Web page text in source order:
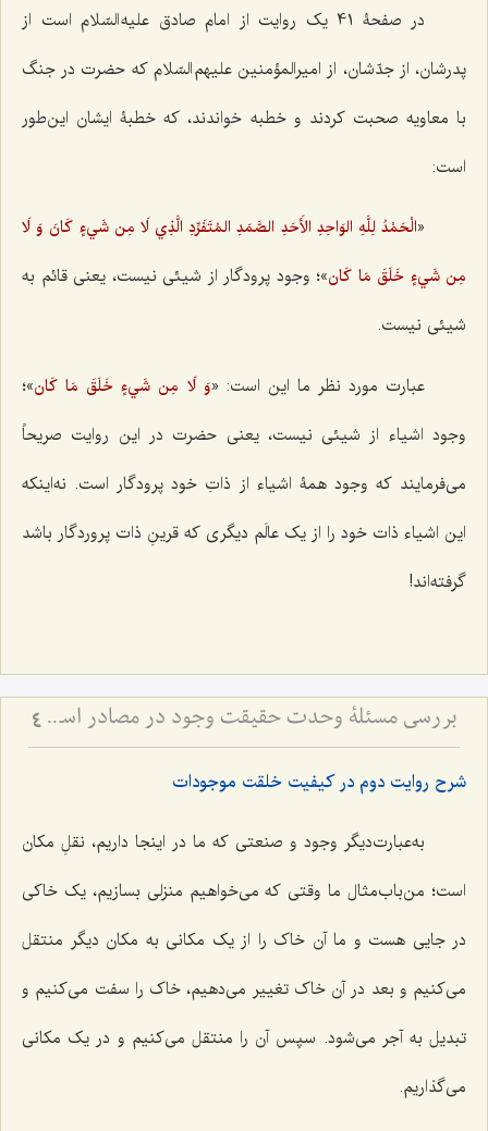
در صفحۀ 41 یک روایت از امام صادق علیه السّلام است از
پدرشان، از جدّشان، از امیرالمؤمنین علیهم السّلام که حضرت در جنگ
با معاویه صحبت کردند و خطبه خواندند، که خطبۀ ایشان این‌طور
است:
«الْحَمْدُ لِلَّهِ الوَاحِدِ الأَحَدِ الصَّمَدِ المُتَفَرِّدِ الَّذِي لَا مِن شَي‌ءٍ كَانَ وَ لَا
مِن شَي‌ءٍ خَلَقَ مَا كَان‌»؛ وجود پرودگار از شیئی نیست، یعنی قائم به
شیئی نیست.
عبارت مورد نظر ما این است: «وَ لَا مِن شَي‌ءٍ خَلَقَ مَا كَان»؛
وجود اشیاء از شیئی نیست، یعنی حضرت در این روایت صریحاً
می‌فرمایند که وجود همۀ اشیاء از ذاتِ خود پرودگار است. نه‌اینکه
این اشیاء ذات خود را از یک عالَم دیگری که قرینِ ذات پروردگار باشد
گرفته‌اند!
بررسی مسئلۀ وحدت حقیقت وجود در مصادر اسلامی (4) - ذکر روایات دالّ بر وحدت حقّۀ حقیقیّه 4
شرح روایت دوم در کیفیت خلقت موجودات
به‌عبارت‌دیگر وجود و صنعتی که ما در اینجا داریم، نقلِ مکان
است؛ من‌باب‌مثال ما وقتی که می‌خواهیم منزلی بسازیم، یک خاکی
در جایی هست و ما آن خاک را از یک مکانی به مکان دیگر منتقل
می‌کنیم و بعد در آن خاک تغییر می‌دهیم، خاک را سفت می‌کنیم و
تبدیل به آجر می‌شود. سپس آن را منتقل می‌کنیم و در یک مکانی
می‌گذاریم.